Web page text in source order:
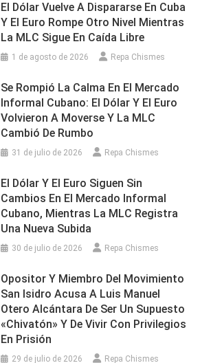
El Dólar Vuelve A Dispararse En Cuba
Y El Euro Rompe Otro Nivel Mientras
La MLC Sigue En Caída Libre
1 de agosto de 2026 Repa Chismes
Se Rompió La Calma En El Mercado
Informal Cubano: El Dólar Y El Euro
Volvieron A Moverse Y La MLC
Cambió De Rumbo
31 de julio de 2026 Repa Chismes
El Dólar Y El Euro Siguen Sin
Cambios En El Mercado Informal
Cubano, Mientras La MLC Registra
Una Nueva Subida
30 de julio de 2026 Repa Chismes
Opositor Y Miembro Del Movimiento
San Isidro Acusa A Luis Manuel
Otero Alcántara De Ser Un Supuesto
«chivatón» Y De Vivir Con Privilegios
En Prisión
29 de julio de 2026 Repa Chismes